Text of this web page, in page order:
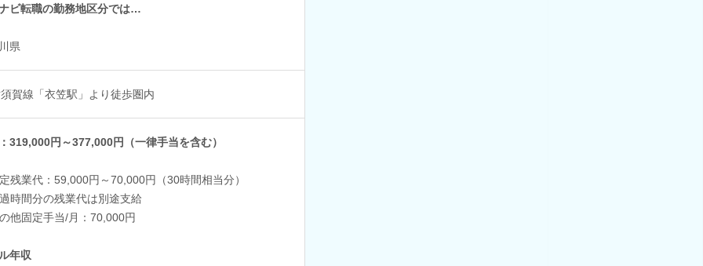
ビ転職の勤務地区分では…
県
賀線「衣笠駅」より徒歩圏内
319,000円～377,000円（一律手当を含む）
残業代：59,000円～70,000円（30時間相当分）
時間分の残業代は別途支給
他固定手当/月：70,000円
年収